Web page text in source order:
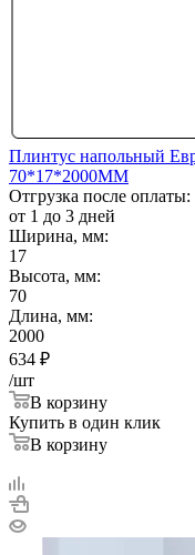
Плинтус напольный
70*17*2000ММ
Отгрузка после оплаты:
от 1 до 3 дней
Ширина, мм:
17
Высота, мм:
70
Длина, мм:
2000
634 ₽
/шт
В корзину
Купить в один клик
В корзину